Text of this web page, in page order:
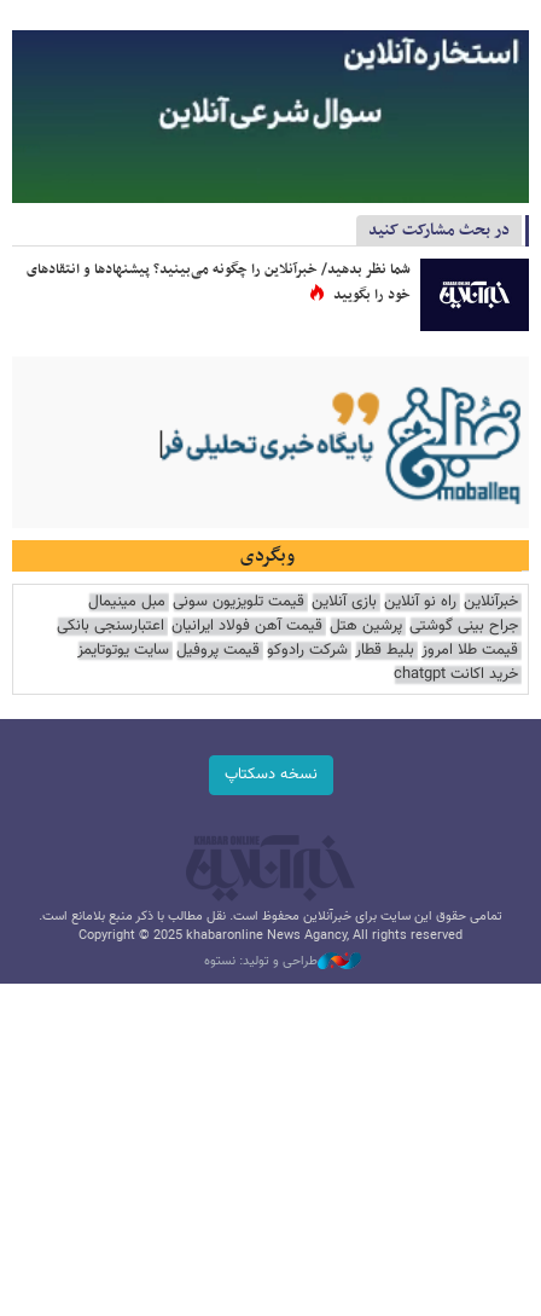
در بحث مشارکت کنید
شما نظر بدهید/ خبرآنلاین را چگونه می‌بینید؟ پیشنهادها و انتقادهای
خود را بگویید
وبگردی
خبرآنلاین راه نو آنلاین بازی آنلاین قیمت تلویزیون سونی مبل مینیمال
جراح بینی گوشتی پرشین هتل قیمت آهن فولاد ایرانیان اعتبارسنجی بانکی
قیمت طلا امروز بلیط قطار شرکت رادوکو قیمت پروفیل سایت یوتوتایمز
خرید اکانت chatgpt
نسخه دسکتاپ
تمامی حقوق این سایت برای خبرآنلاین محفوظ است. نقل مطالب با ذکر منبع بلامانع است.
Copyright © 2025 khabaronline News Agancy, All rights reserved
طراحی و تولید: نستوه